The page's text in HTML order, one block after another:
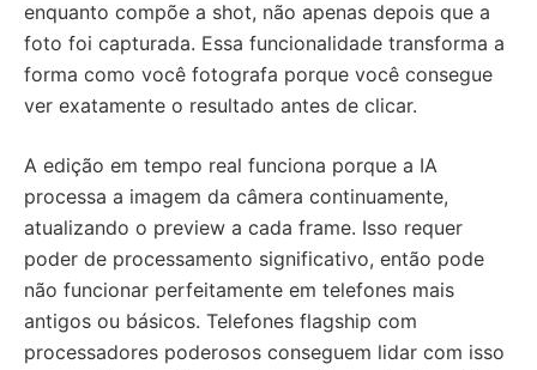
enquanto compõe a shot, não apenas depois que a
foto foi capturada. Essa funcionalidade transforma a
forma como você fotografa porque você consegue
ver exatamente o resultado antes de clicar.
A edição em tempo real funciona porque a IA
processa a imagem da câmera continuamente,
atualizando o preview a cada frame. Isso requer
poder de processamento significativo, então pode
não funcionar perfeitamente em telefones mais
antigos ou básicos. Telefones flagship com
processadores poderosos conseguem lidar com isso